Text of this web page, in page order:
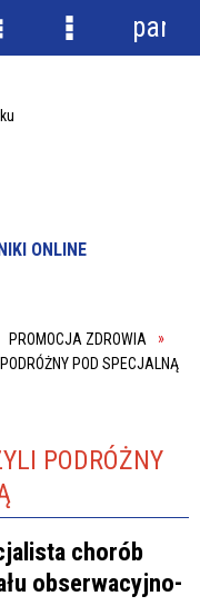
ONLINE
PROMOCJA ZDROWIA
POD SPECJALNĄ
PODRÓŻNY
chorób
obserwacyjno-
Menu
panel